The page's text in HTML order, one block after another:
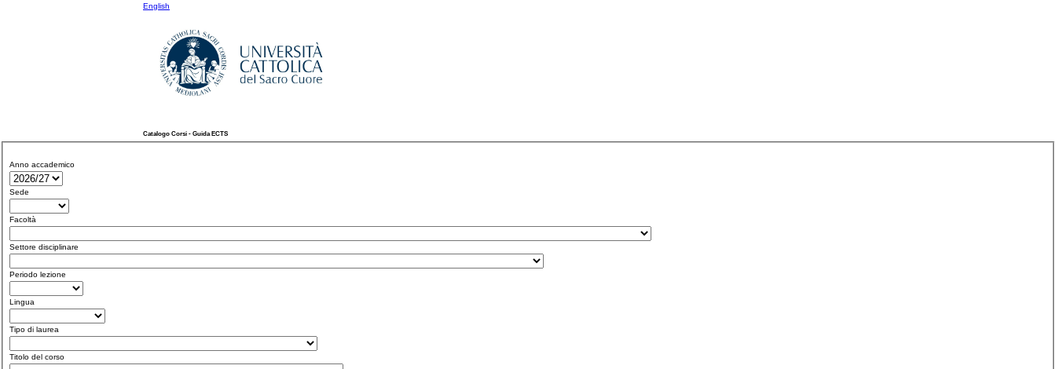
English
Catalogo Corsi - Guida ECTS
Anno accademico
Sede
Facoltà
Settore disciplinare
Periodo lezione
Lingua
Tipo di laurea
Titolo del corso